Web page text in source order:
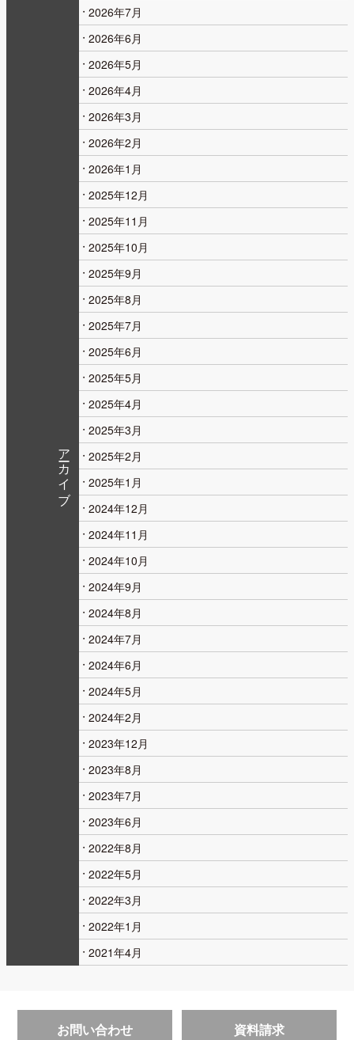
アーカイブ
2026年7月
2026年6月
2026年5月
2026年4月
2026年3月
2026年2月
2026年1月
2025年12月
2025年11月
2025年10月
2025年9月
2025年8月
2025年7月
2025年6月
2025年5月
2025年4月
2025年3月
2025年2月
2025年1月
2024年12月
2024年11月
2024年10月
2024年9月
2024年8月
2024年7月
2024年6月
2024年5月
2024年2月
2023年12月
2023年8月
2023年7月
2023年6月
2022年8月
2022年5月
2022年3月
2022年1月
2021年4月
お問い合わせ 資料請求